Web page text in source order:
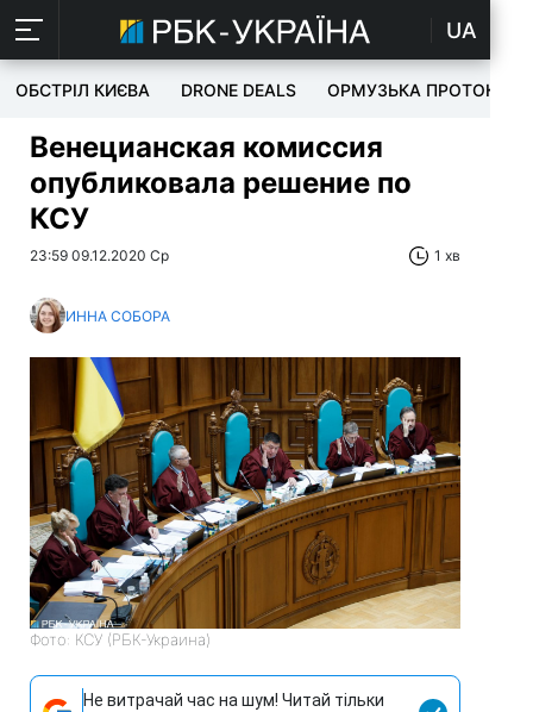
UA
ОБСТРІЛ КИЄВА DRONE DEALS ОРМУЗЬКА ПРОТОКА
Венецианская комиссия
опубликовала решение по
КСУ
23:59 09.12.2020 Ср 1 хв
ИННА СОБОРА
Фото: КСУ (РБК-Украина)
Не витрачай час на шум! Читай тільки